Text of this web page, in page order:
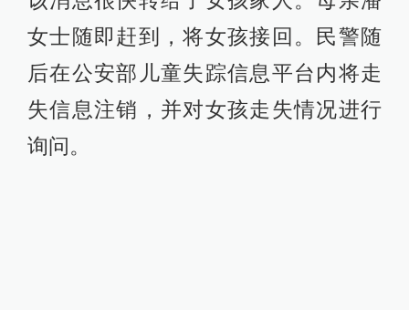
女士随即赶到，将女孩接回。民警随
后在公安部儿童失踪信息平台内将走
失信息注销，并对女孩走失情况进行
询问。